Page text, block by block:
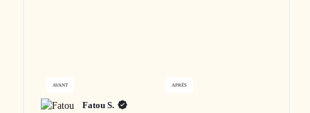
AVANT APRÈS
Fatou S.